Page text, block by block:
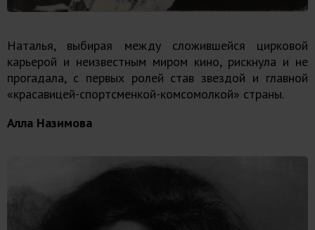
Наталья, выбирая между сложившейся цирковой
карьерой и неизвестным миром кино, рискнула и не
прогадала, с первых ролей став звездой и главной
«красавицей-спортсменкой-комсомолкой» страны.
Алла Назимова